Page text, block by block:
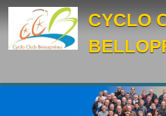
CYCLO
Panneau de gestion des cookies